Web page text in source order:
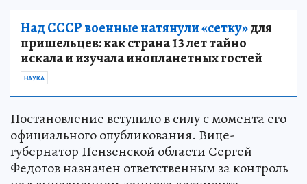
Над СССР военные натянули «сетку»для
пришельцев: как страна 13 лет тайно
искала и изучала инопланетных гостей
НАУКА
Постановление вступило в силу с момента его
официального опубликования. Вице-
губернатор Пензенской области Сергей
Федотов назначен ответственным за контроль